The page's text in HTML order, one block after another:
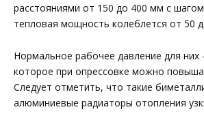
расстояниями от 150 до 400 мм с
тепловая мощность колеблется от 50
Нормальное рабочее давление для них
которое при опрессовке можно
Следует отметить, что такие
алюминиевые радиаторы отопления